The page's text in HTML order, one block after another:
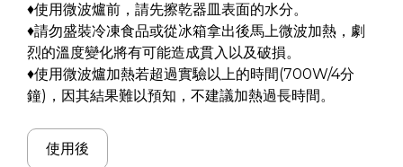
♦使用微波爐前，請先擦乾器皿表面的水分。
♦請勿盛裝冷凍食品或從冰箱拿出後馬上微波加熱，劇
烈的溫度變化將有可能造成貫入以及破損。
♦使用微波爐加熱若超過實驗以上的時間(700W/4分
鐘)，因其結果難以預知，不建議加熱過長時間。
使用後